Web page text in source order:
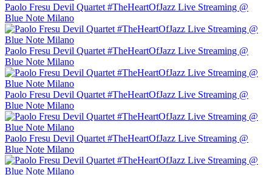
Paolo Fresu Devil Quartet #TheHeartOfJazz Live Streaming @
Blue Note Milano
Paolo Fresu Devil Quartet #TheHeartOfJazz Live Streaming @
Blue Note Milano
Paolo Fresu Devil Quartet #TheHeartOfJazz Live Streaming @
Blue Note Milano
Paolo Fresu Devil Quartet #TheHeartOfJazz Live Streaming @
Blue Note Milano